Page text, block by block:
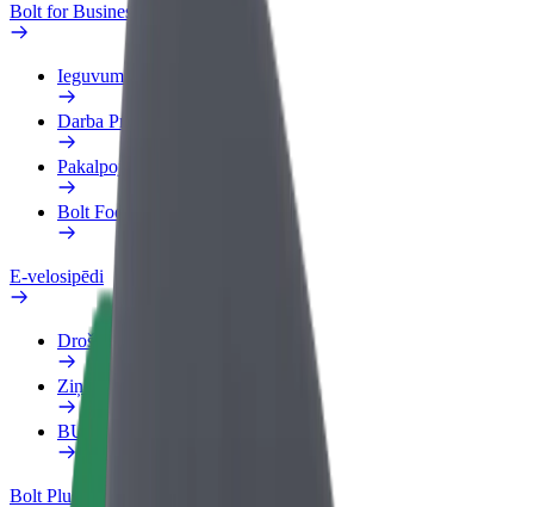
Bolt for Business
Ieguvumi
Darba Profils
Pakalpojumi
Bolt Food uzņēmumiem
E-velosipēdi
Drošības laboratorija
Ziņot
BUJ
Bolt Plus